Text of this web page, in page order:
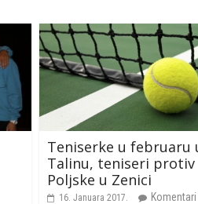
Teniserke u februaru
Talinu, teniseri protiv
Poljske u Zenici
16. Januara 2017.
Komentari